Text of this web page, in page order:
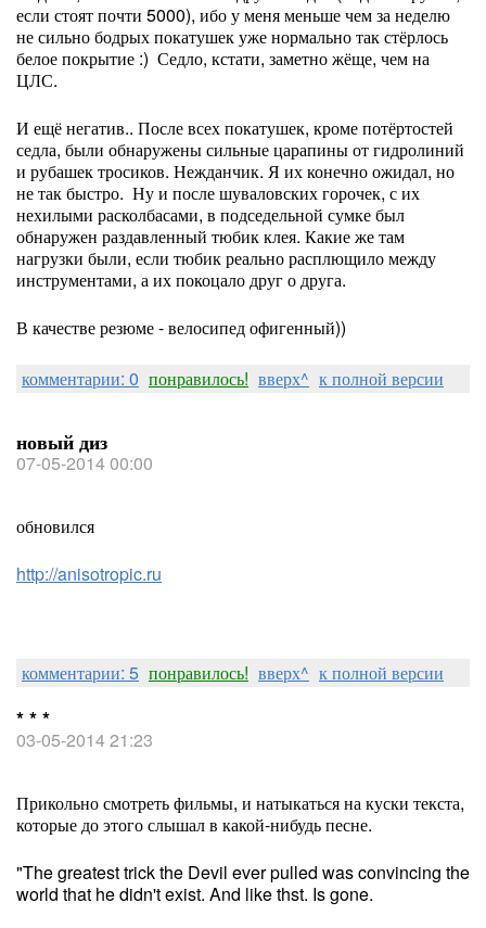
если стоят почти 5000), ибо у меня меньше чем за неделю
не сильно бодрых покатушек уже нормально так стёрлось
белое покрытие :) Седло, кстати, заметно жёще, чем на
ЦЛС.
И ещё негатив.. После всех покатушек, кроме потёртостей
седла, были обнаружены сильные царапины от гидролиний
и рубашек тросиков. Нежданчик. Я их конечно ожидал, но
не так быстро. Ну и после шуваловских горочек, с их
нехилыми расколбасами, в подседельной сумке был
обнаружен раздавленный тюбик клея. Какие же там
нагрузки были, если тюбик реально расплющило между
инструментами, а их покоцало друг о друга.
В качестве резюме - велосипед офигенный))
комментарии: 0 понравилось! вверх^ к полной версии
новый диз
07-05-2014 00:00
обновился
http://anisotropic.ru
комментарии: 5 понравилось! вверх^ к полной версии
* * *
03-05-2014 21:23
Прикольно смотреть фильмы, и натыкаться на куски текста,
которые до этого слышал в какой-нибудь песне.
"The greatest trick the Devil ever pulled was convincing the
world that he didn't exist. And like thst. Is gone.